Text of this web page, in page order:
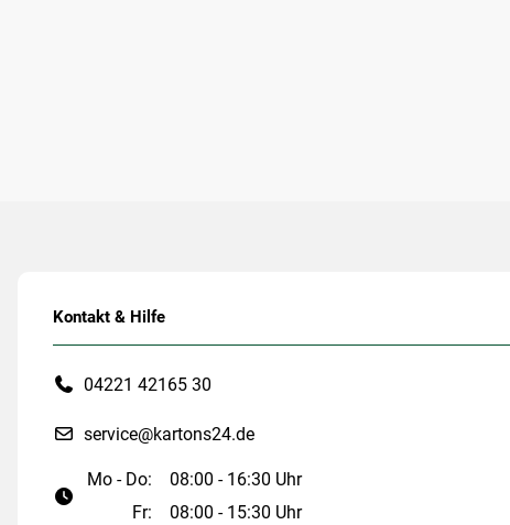
Kontakt & Hilfe
04221 42165 30
service@kartons24.de
Mo - Do:
08:00 - 16:30 Uhr
Fr:
08:00 - 15:30 Uhr